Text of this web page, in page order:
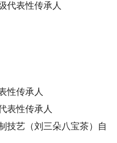
代表性传承人
性传承人
表性传承人
技艺（刘三朵八宝茶）自